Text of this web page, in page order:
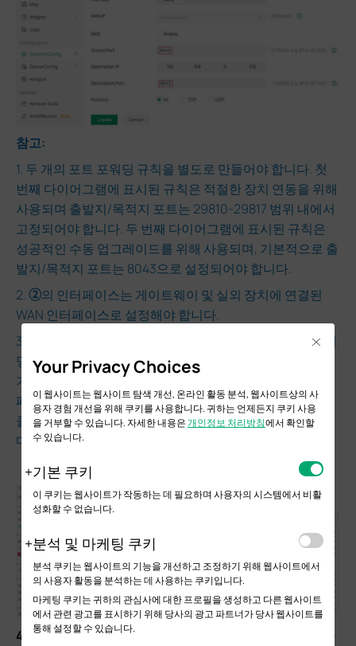
참고:
1. 두 개의 포트 포워딩 규칙을 별도로 만들어야 합니다. 첫
번째 다이어그램에 표시된 규칙은 적절한 장치 연동을 위해
사용되며 출발지/목적지 포트는 29810-29817 범위 내에서
고정되어야 합니다. 두 번째 다이어그램에 표시된 규칙은
성공적인 수동 업그레이드를 위해 사용되며, 기본적으로 출
발지/목적지 포트는 8043으로 설정되어야 합니다.
2.②의 인터페이스는 게이트웨이 및 실외 장치에 연결된
WAN 인터페이스로 설정해야 합니다.
3.
의 목적지 IP 주소는 컨트롤러의 IP 주소여야 합니다. 해
당 IP 주소는 다음 단계에 따라 얻을 수 있습니다: 사이트 보
기로 진입 > 왼쪽 메뉴 표시줄에서
페이지 중앙의 클라이언트 목록에서 컨트롤러 장치 항목을
클릭합니다. 오른쪽에 표시되는 상세 페이지에서 컨트롤러
디바이스의 IP 주소와 MAC 주소를 확인할 수 있습니다.
4단계. 게이트웨이에서
을 구성합니다(선택 사
Your Privacy Choices
이 웹사이트는 웹사이트 탐색 개선, 온라인 활동 분석, 웹사이트상의 사
용자 경험 개선을 위해 쿠키를 사용합니다. 귀하는 언제든지 쿠키 사용
을 거부할 수 있습니다. 자세한 내용은개인정보 처리방침에서 확인할
수 있습니다.
기본 쿠키
이 쿠키는 웹사이트가 작동하는 데 필요하며 사용자의 시스템에서 비활
성화할 수 없습니다.
분석 및 마케팅 쿠키
분석 쿠키는 웹사이트의 기능을 개선하고 조정하기 위해 웹사이트에서
의 사용자 활동을 분석하는 데 사용하는 쿠키입니다.
마케팅 쿠키는 귀하의 관심사에 대한 프로필을 생성하고 다른 웹사이트
에서 관련 광고를 표시하기 위해 당사의 광고 파트너가 당사 웹사이트를
통해 설정할 수 있습니다.
Close